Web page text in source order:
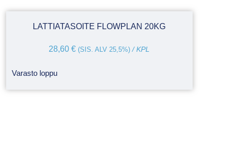
LATTIATASOITE FLOWPLAN 20KG
28,60€ (SIS. ALV 25,5%) / KPL
Varasto loppu